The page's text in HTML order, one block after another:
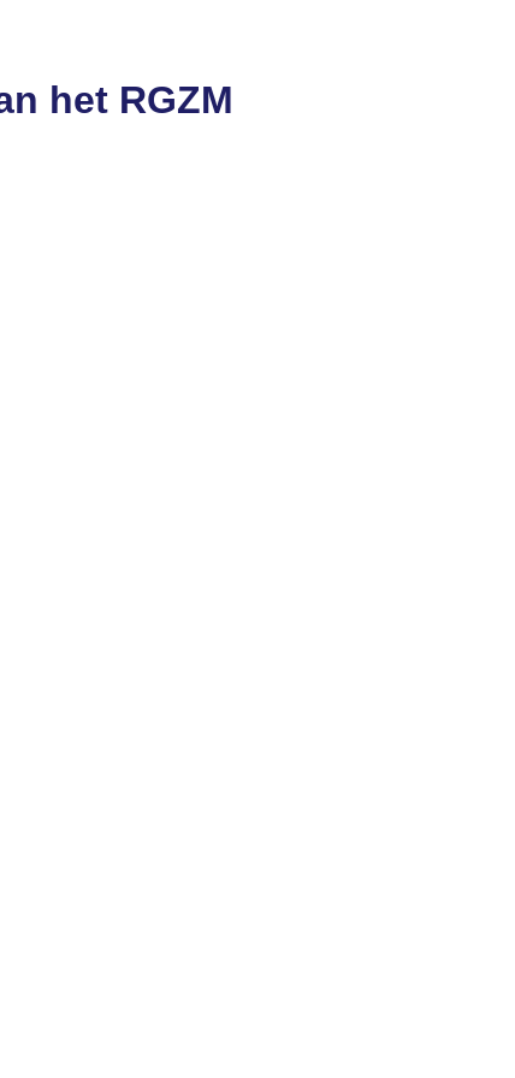
het RGZM